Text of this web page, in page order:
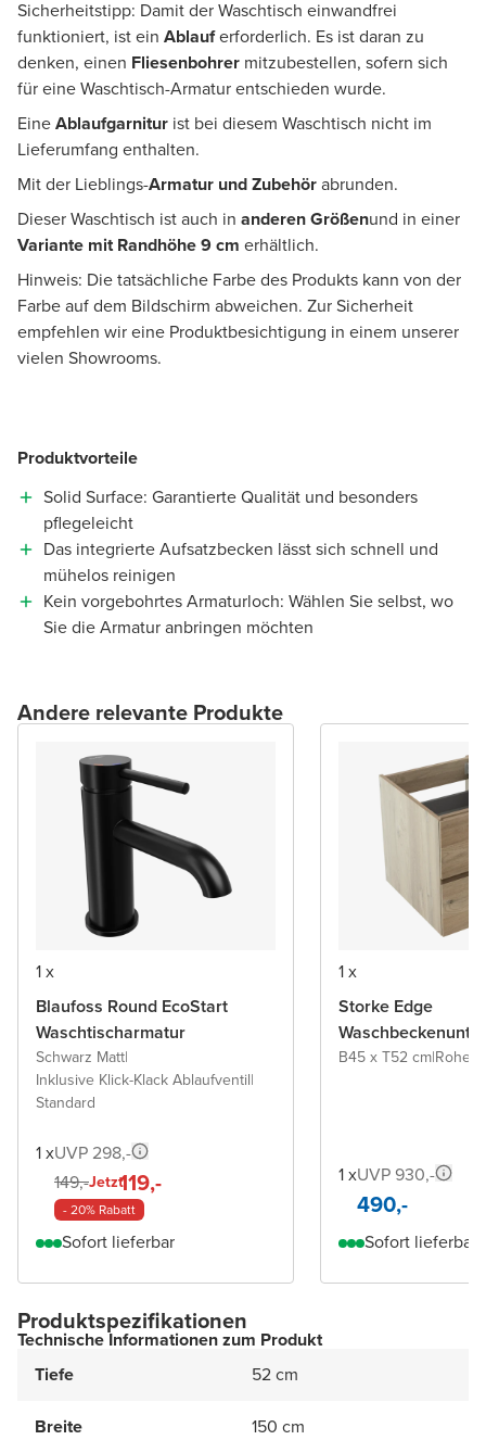
Sicherheitstipp: Damit der Waschtisch einwandfrei
funktioniert, ist ein Ablauferforderlich. Es ist daran zu
denken, einen Fliesenbohrer mitzubestellen, sofern sich
für eine Waschtisch-Armatur entschieden wurde.
EineAblaufgarnitur ist bei diesem Waschtisch nicht im
Lieferumfang enthalten.
Mit der Lieblings-Armatur und Zubehörabrunden.
Dieser Waschtisch ist auch in anderen Größenund in einer
Variante mit Randhöhe 9 cm erhältlich.
Hinweis: Die tatsächliche Farbe des Produkts kann von der
Farbe auf dem Bildschirm abweichen. Zur Sicherheit
empfehlen wir eine Produktbesichtigung in einem unserer
vielen Showrooms.
Produktvorteile
Solid Surface: Garantierte Qualität und besonders
pflegeleicht
Das integrierte Aufsatzbecken lässt sich schnell und
mühelos reinigen
Kein vorgebohrtes Armaturloch: Wählen Sie selbst, wo
Sie die Armatur anbringen möchten
Andere relevante Produkte
1 x
Blaufoss Round EcoStart
Waschtischarmatur
Schwarz Matt|
Inklusive Klick-Klack Ablaufventil|
Standard
1 xUVP 298,-
149,-Jetzt119,-
- 20% Rabatt
Sofort lieferbar
1 x
Storke Edge
B45 x T52 cm|Rohe
1 xUVP 930,-
490,-
Sofort lieferbar
Produktspezifikationen
Technische Informationen zum Produkt
Tiefe
52 cm
Breite 150 cm